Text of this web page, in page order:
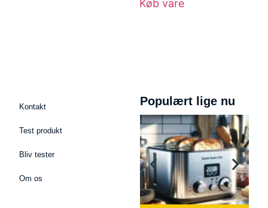
Køb vare
Kontakt
Test produkt
Bliv tester
Om os
Populært lige nu